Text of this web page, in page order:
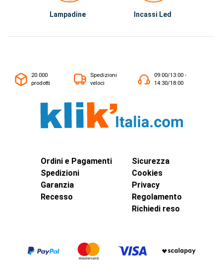
Lampadine Incassi Led
20.000
prodotti
Spedizioni
veloci
09:00/13:00 -
14:30/18:00
Ordini e Pagamenti
Spedizioni
Garanzia
Recesso
Sicurezza
Cookies
Privacy
Regolamento
Richiedi reso